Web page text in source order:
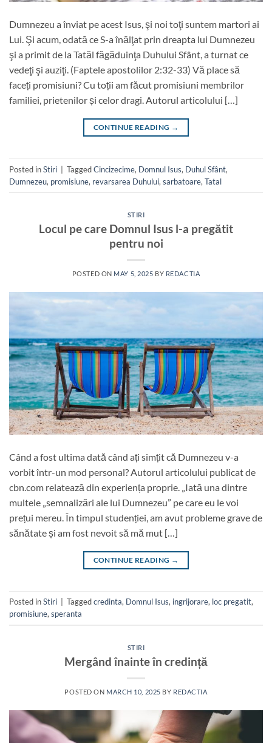
Dumnezeu a înviat pe acest Isus, şi noi toţi suntem martori ai
Lui. Şi acum, odată ce S-a înălţat prin dreapta lui Dumnezeu
şi a primit de la Tatăl făgăduinţa Duhului Sfânt, a turnat ce
vedeţi şi auziţi. (Faptele apostolilor 2:32-33) Vă place să
faceți promisiuni? Cu toții am făcut promisiuni membrilor
familiei, prietenilor și celor dragi. Autorul articolului […]
CONTINUE READING →
Posted inStiri | TaggedCincizecime, Domnul Isus, Duhul Sfânt,
Dumnezeu, promisiune, revarsarea Duhului, sarbatoare, Tatal
STIRI
Locul pe care Domnul Isus l-a pregătit
pentru noi
POSTED ON MAY 5, 2025 BY REDACTIA
Când a fost ultima dată când ați simțit că Dumnezeu v-a
vorbit într-un mod personal? Autorul articolului publicat de
cbn.com relatează din experiența proprie. „Iată una dintre
multele „semnalizări ale lui Dumnezeu” pe care eu le voi
prețui mereu. În timpul studenției, am avut probleme grave de
sănătate și am fost nevoit să mă mut […]
CONTINUE READING →
Posted inStiri Taggedcredinta, Domnul Isus, ingrijorare, loc pregatit,
promisiune,speranta
STIRI
Mergând înainte în credință
POSTED ON MARCH 10, 2025 BY REDACTIA